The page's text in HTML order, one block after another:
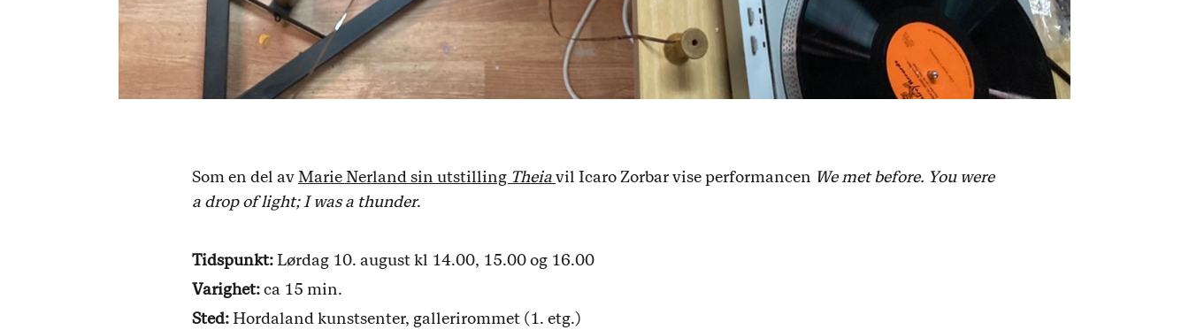
Som en del avMarie Nerland sin utstilling Theiavil Icaro Zorbar vise performancen We met before. You were
a drop of light; I was a thunder.
Tidspunkt:Lørdag 10. august kl 14.00, 15.00 og 16.00
Varighet:ca 15 min.
Sted:Hordaland kunstsenter, gallerirommet (1. etg.)